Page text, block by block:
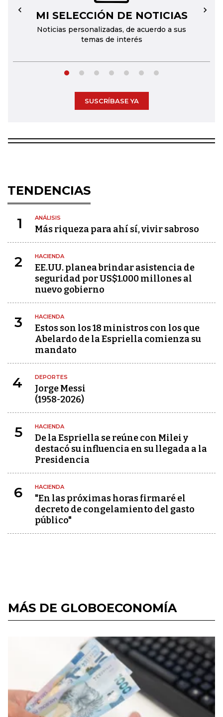
MI SELECCIÓN DE NOTICIAS
Noticias personalizadas, de acuerdo a sus
temas de interés
← →
SUSCRÍBASE YA
TENDENCIAS
1 ANÁLISIS
Más riqueza para ahí sí, vivir sabroso
2 HACIENDA
EE.UU. planea brindar asistencia de
seguridad por US$1.000 millones al
nuevo gobierno
3 HACIENDA
Estos son los 18 ministros con los que
Abelardo de la Espriella comienza su
mandato
4 DEPORTES
Jorge Messi
(1958-2026)
5 HACIENDA
De la Espriella se reúne con Milei y
destacó su influencia en su llegada a la
Presidencia
6 HACIENDA
"En las próximas horas firmaré el
decreto de congelamiento del gasto
público"
MÁS DE GLOBOECONOMÍA